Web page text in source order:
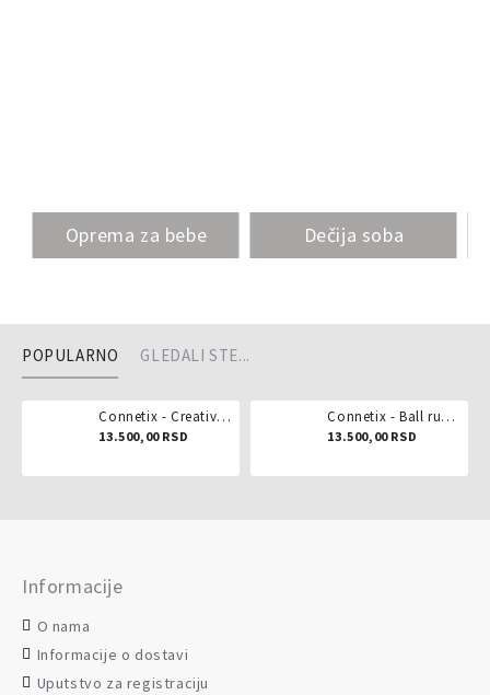
Oprema za bebe Dečija soba
POPULARNO GLEDALI STE...
Connetix - Creative pack 102 dela
13.500,00 RSD
Connetix - Ball run pastel 106 delova
13.500,00 RSD
Informacije
O nama
Informacije o dostavi
Uputstvo za registraciju